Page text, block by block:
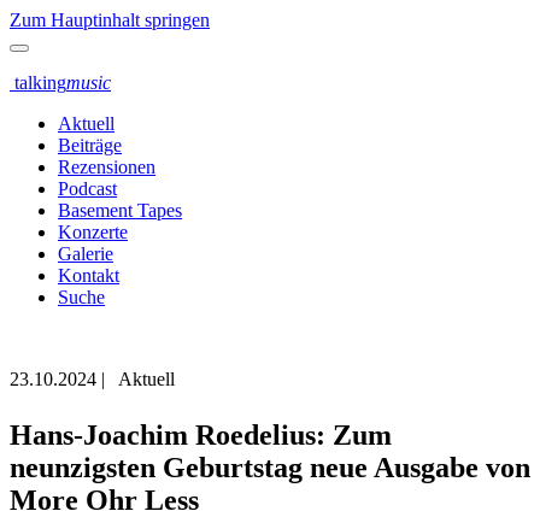
Zum Hauptinhalt springen
talkingmusic
Aktuell
Beiträge
Rezensionen
Podcast
Basement Tapes
Konzerte
Galerie
Kontakt
Suche
23.10.2024 | Aktuell
Hans-Joachim Roedelius: Zum
neunzigsten Geburtstag neue Ausgabe von
More Ohr Less